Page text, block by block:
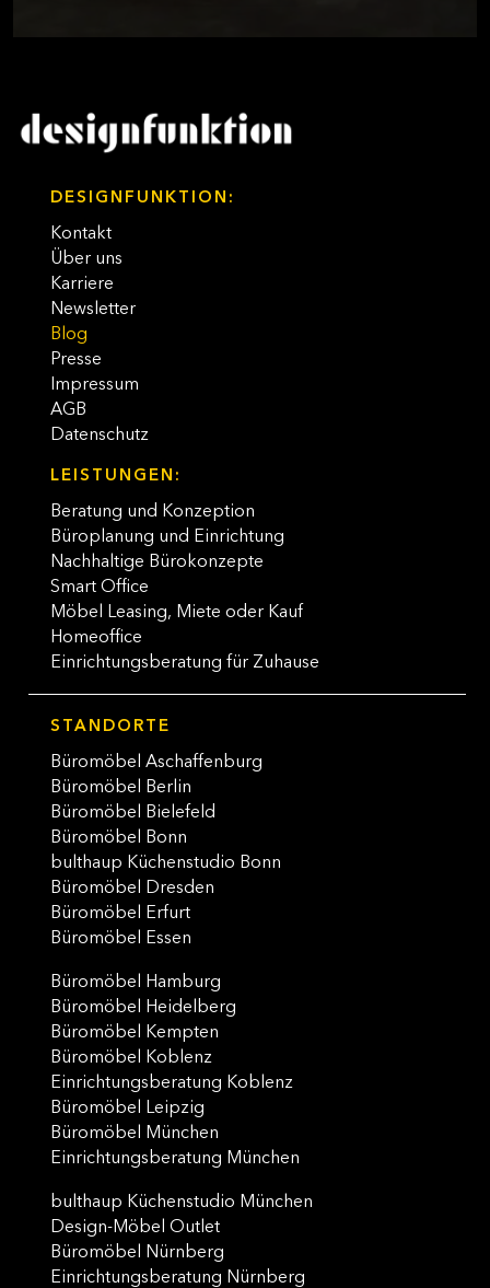
DESIGNFUNKTION:
Kontakt
Über uns
Karriere
Newsletter
Blog
Presse
Impressum
AGB
Datenschutz
LEISTUNGEN:
Beratung und Konzeption
Büroplanung und Einrichtung
Nachhaltige Bürokonzepte
Smart Office
Möbel Leasing, Miete oder Kauf
Homeoffice
Einrichtungsberatung für Zuhause
STANDORTE
Büromöbel Aschaffenburg
Büromöbel Berlin
Büromöbel Bielefeld
Büromöbel Bonn
bulthaup Küchenstudio Bonn
Büromöbel Dresden
Büromöbel Erfurt
Büromöbel Essen
Büromöbel Hamburg
Büromöbel Heidelberg
Büromöbel Kempten
Büromöbel Koblenz
Einrichtungsberatung Koblenz
Büromöbel Leipzig
Büromöbel München
Einrichtungsberatung München
bulthaup Küchenstudio München
Design-Möbel Outlet
Büromöbel Nürnberg
Einrichtungsberatung Nürnberg